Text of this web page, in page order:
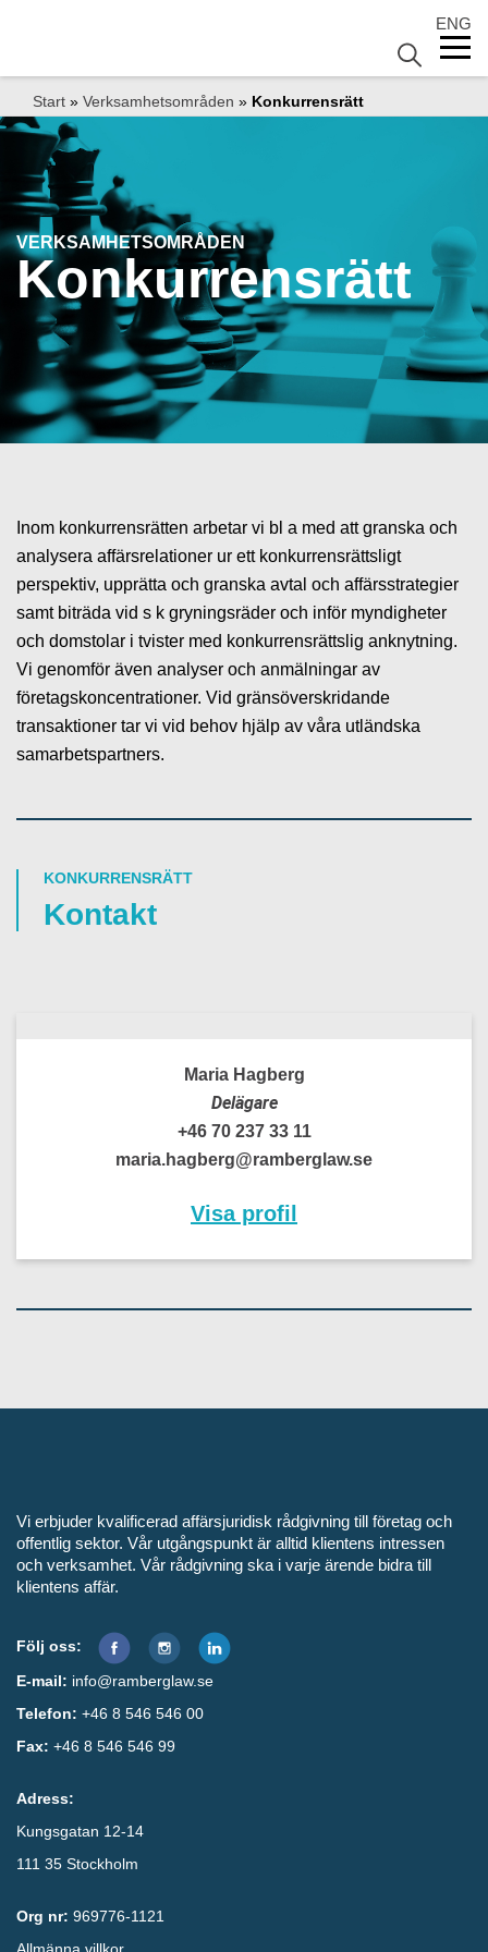
ENG
Start » Verksamhetsområden » Konkurrensrätt
VERKSAMHETSOMRÅDEN
Konkurrensrätt
Inom konkurrensrätten arbetar vi bl a med att granska och
analysera affärsrelationer ur ett konkurrensrättsligt
perspektiv, upprätta och granska avtal och affärsstrategier
samt biträda vid s k gryningsräder och inför myndigheter
och domstolar i tvister med konkurrensrättslig anknytning.
Vi genomför även analyser och anmälningar av
företagskoncentrationer. Vid gränsöverskridande
transaktioner tar vi vid behov hjälp av våra utländska
samarbetspartners.
KONKURRENSRÄTT
Kontakt
Maria Hagberg
Delägare
+46 70 237 33 11
maria.hagberg@ramberglaw.se
Visa profil
Vi erbjuder kvalificerad affärsjuridisk rådgivning till företag och
offentlig sektor. Vår utgångspunkt är alltid klientens intressen
och verksamhet. Vår rådgivning ska i varje ärende bidra till
klientens affär.
Följ oss:
E-mail: info@ramberglaw.se
Telefon: +46 8 546 546 00
Fax: +46 8 546 546 99
Adress:
Kungsgatan 12-14
111 35 Stockholm
Org nr: 969776-1121